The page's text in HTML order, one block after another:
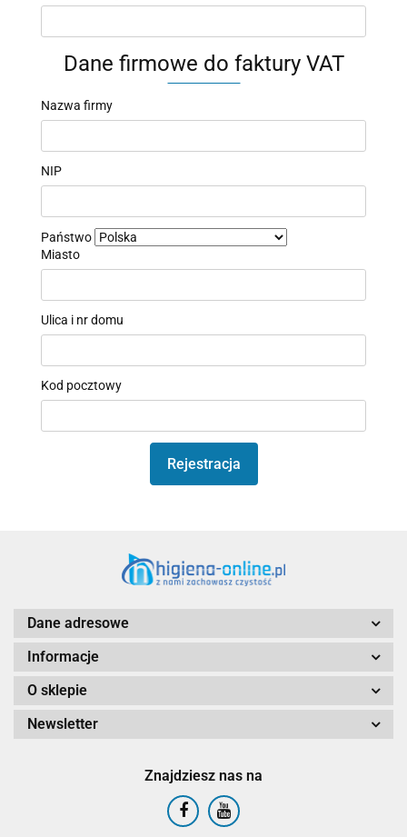
Dane firmowe do faktury VAT
Nazwa firmy
NIP
Państwo
Miasto
Ulica i nr domu
Kod pocztowy
Rejestracja
Dane adresowe
Informacje
O sklepie
Newsletter
Znajdziesz nas na